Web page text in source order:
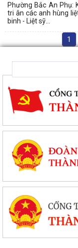
Phường Bắc An Phụ:
tri ân các anh hùng
binh - Liệt sỹ...
1